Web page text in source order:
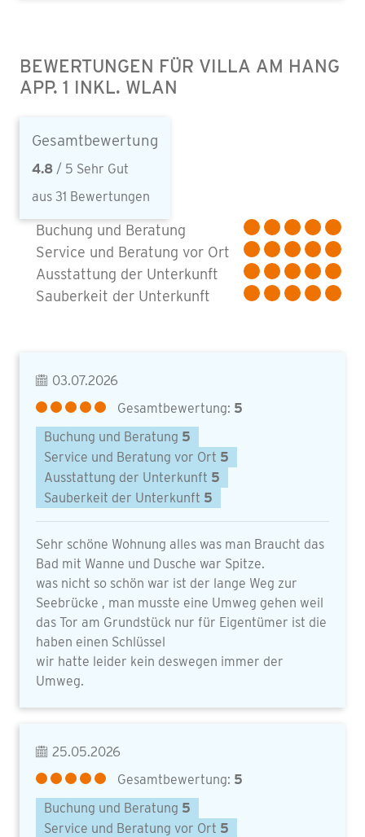
BEWERTUNGEN FÜR VILLA AM HANG
APP. 1 INKL. WLAN
Gesamtbewertung
4.8/ 5 Sehr Gut
aus 31 Bewertungen
Buchung und Beratung
Service und Beratung vor Ort
Ausstattung der Unterkunft
Sauberkeit der Unterkunft
03.07.2026
Gesamtbewertung: 5
Buchung und Beratung 5
Service und Beratung vor Ort 5
Ausstattung der Unterkunft 5
Sauberkeit der Unterkunft 5
Sehr schöne Wohnung alles was man Braucht das
Bad mit Wanne und Dusche war Spitze.
was nicht so schön war ist der lange Weg zur
Seebrücke , man musste eine Umweg gehen weil
das Tor am Grundstück nur für Eigentümer ist die
haben einen Schlüssel
wir hatte leider kein deswegen immer der
Umweg.
25.05.2026
Gesamtbewertung: 5
Buchung und Beratung 5
Service und Beratung vor Ort 5